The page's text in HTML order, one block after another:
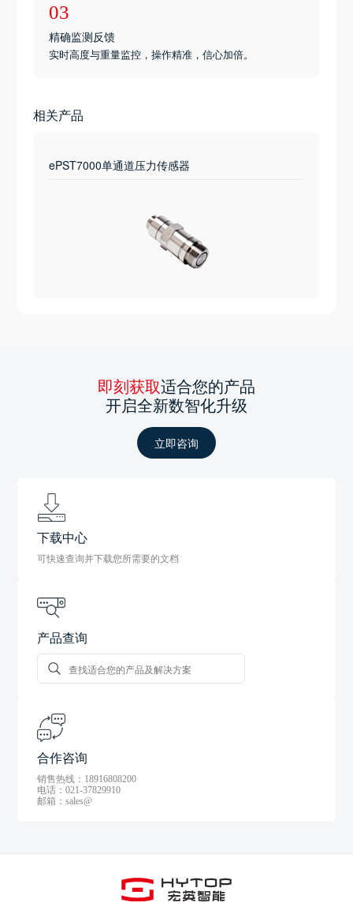
03
精确监测反馈
实时高度与重量监控，操作精准，信心加倍。
相关产品
ePST7000单通道压力传感器
即刻获取适合您的产品
开启全新数智化升级
立即咨询
下载中心
可快速查询并下载您所需要的文档
产品查询
合作咨询
销售热线：18916808200
电话：021-37829910
邮箱：sales@